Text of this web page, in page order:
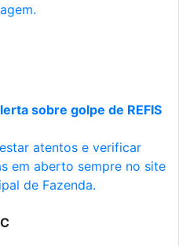
sobre golpe de REFIS
atentos e verificar
em aberto sempre no site
de Fazenda.